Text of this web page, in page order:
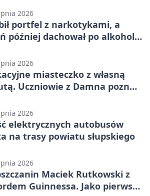
2026
portfel z narkotykami, a
później dachował po alkoholu
2026
miasteczko z własną
Uczniowie z Damna poznali
2026
elektrycznych autobusów
na trasy powiatu słupskiego
2026
Maciek Rutkowski z
Guinnessa. Jako pierwszy